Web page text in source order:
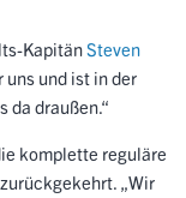
KapitänSteven
und ist in der
da draußen.“
komplette reguläre
„Wir